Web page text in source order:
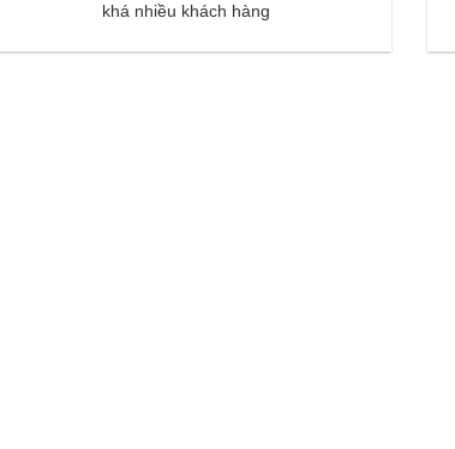
khá nhiều khách hàng